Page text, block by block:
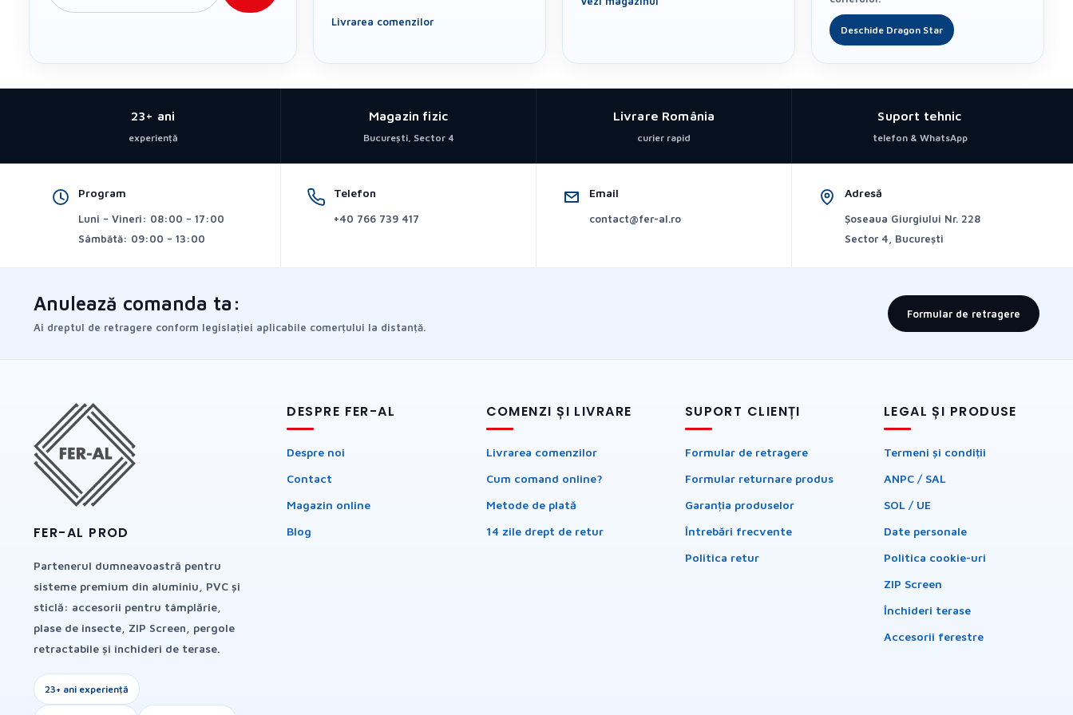
Livrarea comenzilor
Deschide Dragon Star
23+ ani
experiență
Magazin fizic
București, Sector 4
Livrare România
curier rapid
Suport tehnic
telefon & WhatsApp
Program
Luni – Vineri: 08:00 – 17:00
Sâmbătă: 09:00 – 13:00
Telefon
+40 766 739 417
Email
contact@fer-al.ro
Adresă
Șoseaua Giurgiului Nr. 228
Sector 4, București
Anulează comanda ta:
Ai dreptul de retragere conform legislației aplicabile comerțului la distanță.
Formular de retragere
FER-AL PROD
Partenerul dumneavoastră pentru
sisteme premium din aluminiu, PVC și
sticlă: accesorii pentru tâmplărie,
plase de insecte, ZIP Screen, pergole
retractabile și închideri de terase.
23+ ani experiență
DESPRE FER-AL
Despre noi
Contact
Magazin online
Blog
COMENZI ȘI LIVRARE
Livrarea comenzilor
Cum comand online?
Metode de plată
14 zile drept de retur
SUPORT CLIENȚI
Formular de retragere
Formular returnare produs
Garanția produselor
Întrebări frecvente
Politica retur
LEGAL ȘI PRODUSE
Termeni și condiții
ANPC / SAL
SOL / UE
Date personale
Politica cookie-uri
ZIP Screen
Închideri terase
Accesorii ferestre